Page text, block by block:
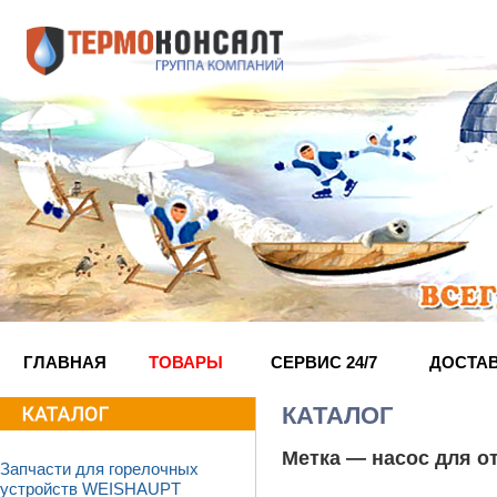
ГЛАВНАЯ ТОВАРЫ СЕРВИС 24/7
Запчасти для горелочных
устройств WEISHAUPT
КАТАЛОГ
Метка — насос для